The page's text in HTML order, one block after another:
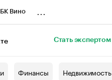
Вино
Стать экспертом
Финансы Недвижимость